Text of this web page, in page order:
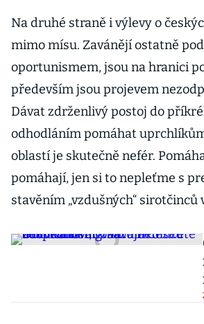
Na druhé straně i výlevy o
mimo mísu. Zavánějí ostatně
oportunismem, jsou na hranici
především jsou projevem
Dávat zdrženlivý postoj do
odhodláním pomáhat
oblastí je skutečně nefér.
pomáhají, jen si to nepleťme s
stavěním „vzdušných“ sirotčinců